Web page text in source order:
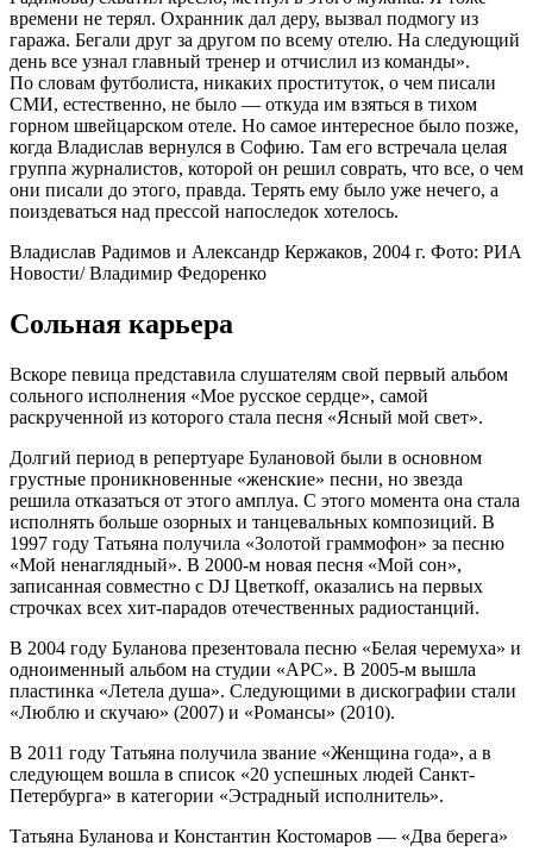
времени не терял. Охранник дал деру, вызвал подмогу из
гаража. Бегали друг за другом по всему отелю. На следующий
день все узнал главный тренер и отчислил из команды».
По словам футболиста, никаких проституток, о чем писали
СМИ, естественно, не было — откуда им взяться в тихом
горном швейцарском отеле. Но самое интересное было позже,
когда Владислав вернулся в Софию. Там его встречала целая
группа журналистов, которой он решил соврать, что все, о чем
они писали до этого, правда. Терять ему было уже нечего, а
поиздеваться над прессой напоследок хотелось.
Владислав Радимов и Александр Кержаков, 2004 г. Фото: РИА
Новости/ Владимир Федоренко
Сольная карьера
Вскоре певица представила слушателям свой первый альбом
сольного исполнения «Мое русское сердце», самой
раскрученной из которого стала песня «Ясный мой свет».
Долгий период в репертуаре Булановой были в основном
грустные проникновенные «женские» песни, но звезда
решила отказаться от этого амплуа. С этого момента она стала
исполнять больше озорных и танцевальных композиций. В
1997 году Татьяна получила «Золотой граммофон» за песню
«Мой ненаглядный». В 2000-м новая песня «Мой сон»,
записанная совместно с DJ Цветкоff, оказались на первых
строчках всех хит-парадов отечественных радиостанций.
В 2004 году Буланова презентовала песню «Белая черемуха» и
одноименный альбом на студии «АРС». В 2005-м вышла
пластинка «Летела душа». Следующими в дискографии стали
«Люблю и скучаю» (2007) и «Романсы» (2010).
В 2011 году Татьяна получила звание «Женщина года», а в
следующем вошла в список «20 успешных людей Санкт-
Петербурга» в категории «Эстрадный исполнитель».
Татьяна Буланова и Константин Костомаров — «Два берега»